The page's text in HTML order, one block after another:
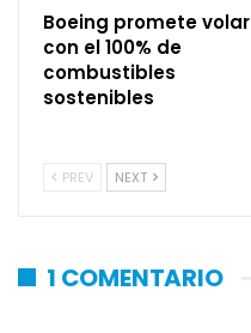
Boeing promete volar
con el 100% de
combustibles
sostenibles
PREV NEXT
1 COMENTARIO